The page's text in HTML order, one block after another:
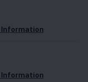
Information
Information